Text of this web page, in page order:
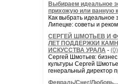
Выбираем идеальное
прихожую или ванную
Как выбрать идеальное
Липецке: советы и
СЕРГЕЙ ШМОТЬЕВ И
ЛЕТ ПОДДЕРЖКИ
ИСКУССТВА УРАЛА - (0)
Сергей Шмотьев:
культуры Сергей
генеральный директор
Февраль/Снег/